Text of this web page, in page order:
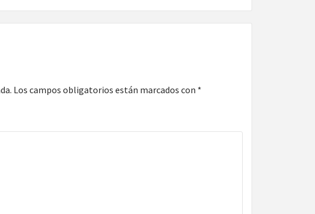
Los campos obligatorios están marcados con *